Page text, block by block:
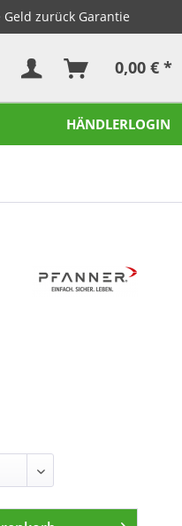
Geld zurück Garantie
0,00 € *
HÄNDLERLOGIN